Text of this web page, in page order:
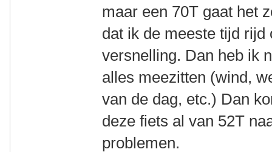
maar een 70T gaat het
dat ik de meeste tijd
versnelling. Dan heb ik
alles meezitten (wind,
van de dag, etc.) Dan
deze fiets al van 52T
problemen.